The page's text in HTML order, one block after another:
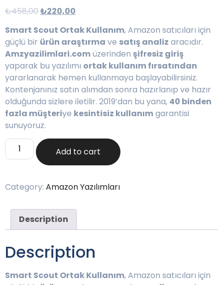
₺458,00₺220,00
Smart Scout Ortak Kullanım, Amazon satıcıları için
güçlü bir ürün araştırma ve satış analiz aracıdır.
Amzyazilimlari.comüzerinden şifresiz giriş
yaparak bu yazılımı ortak kullanım fırsatından
yararlanarak hemen kullanmaya başlayabilirsiniz.
Kontenjanınız satın alımdan sonra hazırlanıp ve hazır
olduğunda sizlere iletilir. 2019’dan bu yana, 40 binden
fazla müşteriye kesintisiz kullanımgarantisi
sunuyoruz.
Add to cart
Category: Amazon Yazılımları
Description
Description
Smart Scout Ortak Kullanım, Amazon satıcıları için